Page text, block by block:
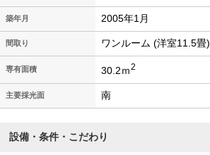
築年月 2005年1月
間取り ワンルーム (洋室11.5畳)
専有面積 30.2ｍ2
主要採光面 南
設備・条件・こだわり